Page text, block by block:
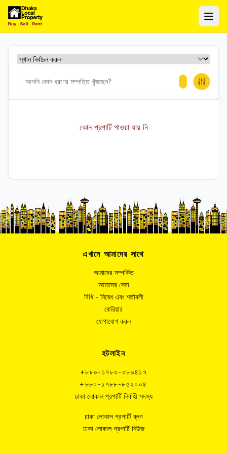
ঢাকা লোকাল প্রপার্টি
কোন প্রপার্টি পাওয়া যায় নি
এখানে আমাদের সাথে
আমাদের সম্পর্কিত
আমাদের সেবা
বিধি - নিষেধ এবং শর্তাবলী
কেরিয়ার
যোগাযোগ করুন
হটলাইন
+৮৮০-১৭৮০-০৮৬৪১৭
+৮৮০-১৭৮৮-৮৫২০০৪
ঢাকা লোকাল প্রপার্টি নির্বাহী সদস্য
ঢাকা লোকাল প্রপার্টি ব্লগ
ঢাকা লোকাল প্রপার্টি নিউজ